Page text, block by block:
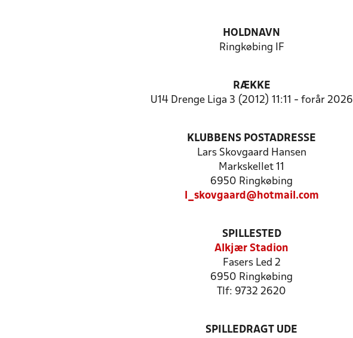
HOLDNAVN
Ringkøbing IF
RÆKKE
U14 Drenge Liga 3 (2012) 11:11 - forår 2026
KLUBBENS POSTADRESSE
Lars Skovgaard Hansen
Markskellet 11
6950 Ringkøbing
l_skovgaard@hotmail.com
SPILLESTED
Alkjær Stadion
Fasers Led 2
6950 Ringkøbing
Tlf: 9732 2620
SPILLEDRAGT UDE